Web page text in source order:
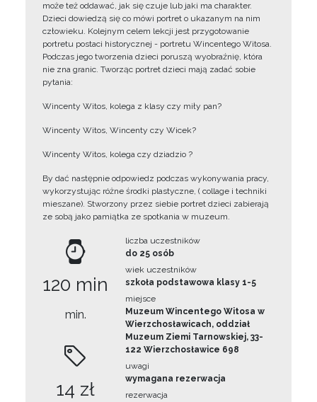
może też oddawać, jak się czuje lub jaki ma charakter.
Dzieci dowiedzą się co mówi portret o ukazanym na nim
człowieku. Kolejnym celem lekcji jest przygotowanie
portretu postaci historycznej - portretu Wincentego Witosa.
Podczas jego tworzenia dzieci poruszą wyobraźnię, która
nie zna granic. Tworząc portret dzieci mają zadać sobie
pytania:
Wincenty Witos, kolega z klasy czy miły pan?
Wincenty Witos, Wincenty czy Wicek?
Wincenty Witos, kolega czy dziadzio ?
By dać następnie odpowiedz podczas wykonywania pracy,
wykorzystując różne środki plastyczne, ( collage i techniki
mieszane). Stworzony przez siebie portret dzieci zabierają
ze sobą jako pamiątka ze spotkania w muzeum.
120 min
min.
14 zł
liczba uczestników
do 25 osób
wiek uczestników
szkoła podstawowa klasy 1-5
miejsce
Muzeum Wincentego Witosa w
Wierzchosławicach, oddział
Muzeum Ziemi Tarnowskiej, 33-
122 Wierzchosławice 698
uwagi
wymagana rezerwacja
rezerwacja